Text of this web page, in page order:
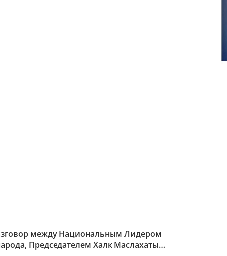
между Национальным Лидером
Председателем Халк Маслахаты